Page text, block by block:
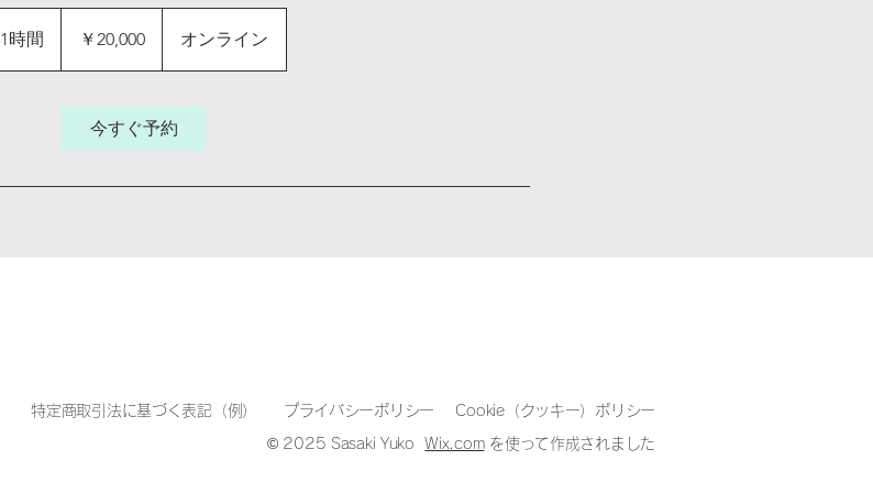
1時間
時
￥20,000 オンライン
今すぐ予約
特定商取引法に基づく表記（例） プライバシーポリシー Cookie（クッキー）ポリシー
© 2025 Sasaki YukoWix.comを使って作成されました